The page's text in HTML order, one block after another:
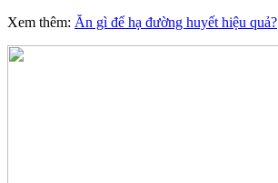
Xem thêm: Ăn gì để hạ đường huyết hiệu quả?